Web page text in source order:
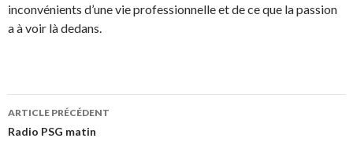
inconvénients d’une vie professionnelle et de ce que la passion
a à voir là dedans.
Navigation
ARTICLE PRÉCÉDENT
Radio PSG matin